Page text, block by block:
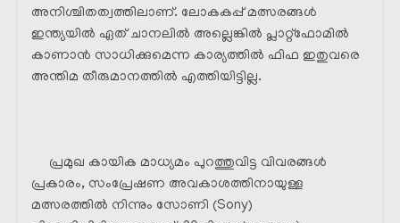
അനിശ്ചിതത്വത്തിലാണ്. ലോകകപ്പ് മത്സരങ്ങൾ
ഇന്ത്യയിൽ ഏത് ചാനലിൽ അല്ലെങ്കിൽ പ്ലാറ്റ്‌ഫോമിൽ
കാണാൻ സാധിക്കുമെന്ന കാര്യത്തിൽ ഫിഫ ഇതുവരെ
അന്തിമ തീരുമാനത്തിൽ എത്തിയിട്ടില്ല.
പ്രമുഖ കായിക മാധ്യമം പുറത്തുവിട്ട വിവരങ്ങൾ
പ്രകാരം, സംപ്രേഷണ അവകാശത്തിനായുള്ള
മത്സരത്തിൽ നിന്നും സോണി (Sony)